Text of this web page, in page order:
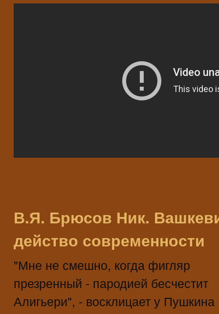
В.Я. Брюсов Ник.
действо современности
"Мне не смешно, когда фигляр
презренный - пародией бесчестит
Алигьери", - восклицает у Пушкина